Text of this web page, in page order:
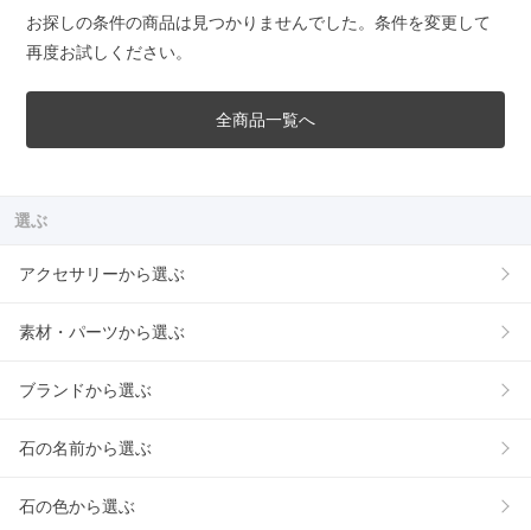
お探しの条件の商品は見つかりませんでした。条件を変更して
再度お試しください。
全商品一覧へ
選ぶ
アクセサリーから選ぶ
素材・パーツから選ぶ
ブランドから選ぶ
石の名前から選ぶ
石の色から選ぶ